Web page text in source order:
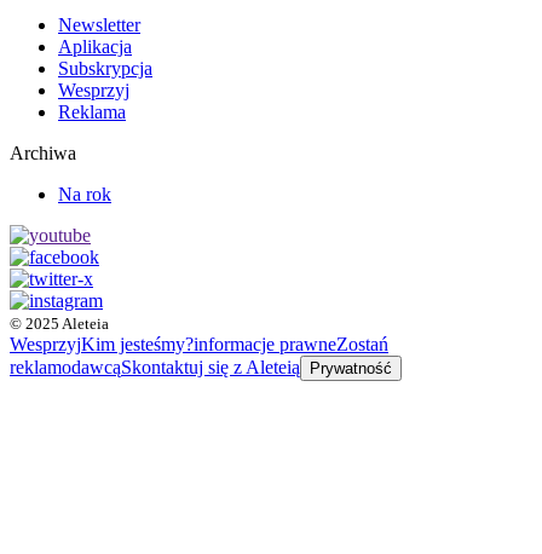
Newsletter
Aplikacja
Subskrypcja
Wesprzyj
Reklama
Archiwa
Na rok
© 2025 Aleteia
WesprzyjKim jesteśmy?informacje prawneZostań
reklamodawcąSkontaktuj się z Aleteią Prywatność